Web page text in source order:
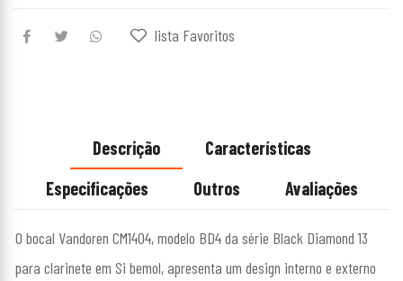
lista Favoritos
Descrição
Características
Especificações
Outros Avaliações
O bocal Vandoren CM1404, modelo BD4 da série Black Diamond 13
para clarinete em Si bemol, apresenta um design interno e externo